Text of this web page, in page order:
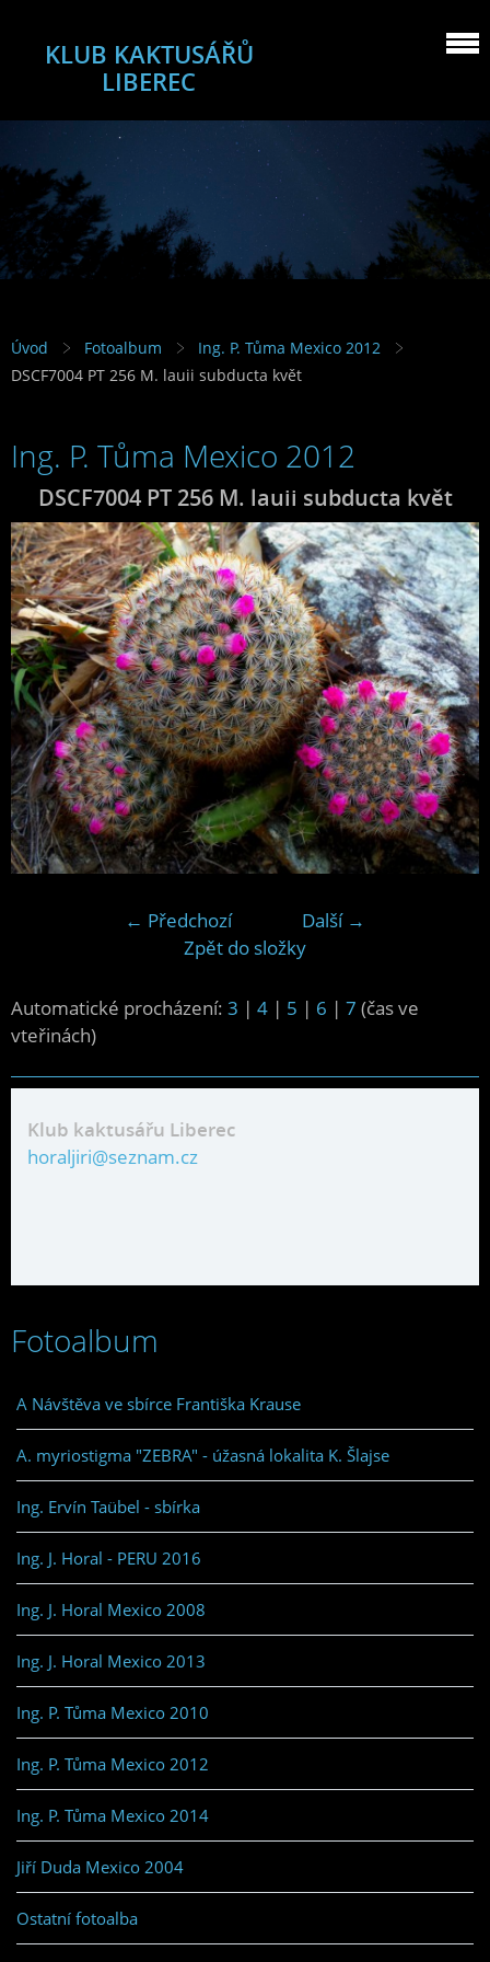
KLUB KAKTUSÁŘŮ
LIBEREC
Úvod Fotoalbum
Ing. P. Tůma Mexico 2012
DSCF7004 PT 256 M. lauii subducta květ
Ing. P. Tůma Mexico 2012
DSCF7004 PT 256 M. lauii subducta květ
← Předchozí
Další →
Zpět do složky
Automatické procházení: 3 | 4 | 5 | 6 | 7 (čas ve
vteřinách)
Klub kaktusářu Liberec
horaljiri@seznam.cz
Fotoalbum
A Návštěva ve sbírce Františka Krause
A. myriostigma "ZEBRA" - úžasná lokalita K. Šlajse
Ing. Ervín Taübel - sbírka
Ing. J. Horal - PERU 2016
Ing. J. Horal Mexico 2008
Ing. J. Horal Mexico 2013
Ing. P. Tůma Mexico 2010
Ing. P. Tůma Mexico 2012
Ing. P. Tůma Mexico 2014
Jiří Duda Mexico 2004
Ostatní fotoalba